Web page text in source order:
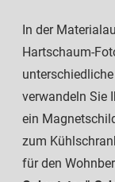
In der
Hartschaum-
verwandeln Sie
ein
zum
für den